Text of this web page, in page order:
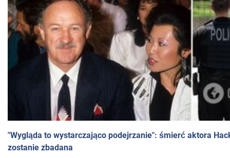
"Wygląda to wystarczająco podejrzanie": śmierć aktora
zostanie zbadana